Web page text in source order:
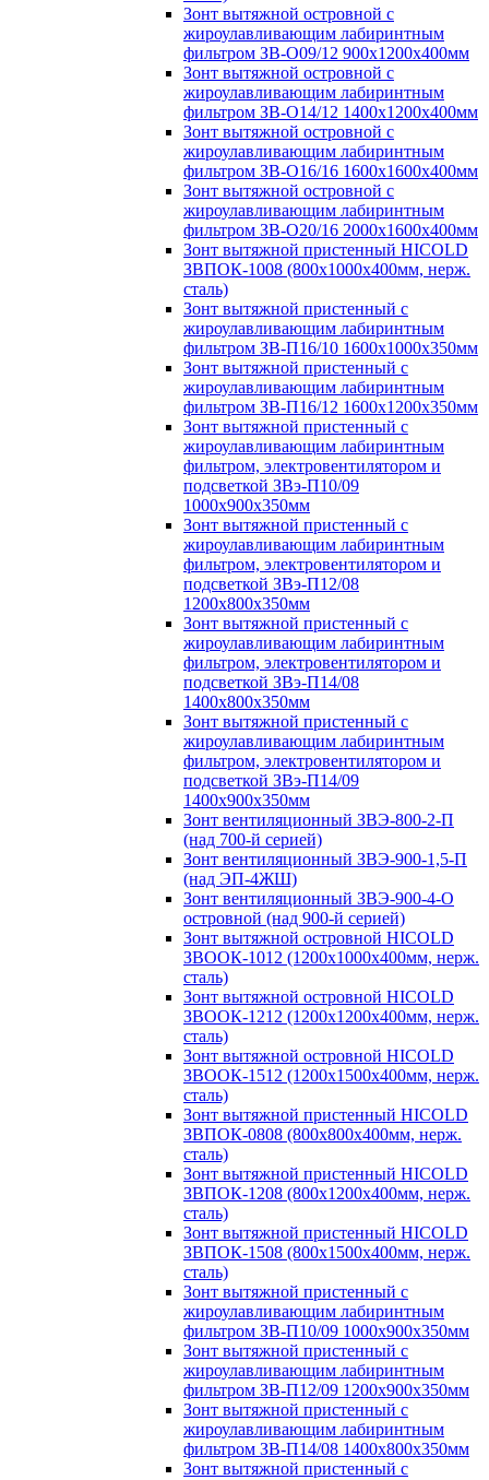
Зонт вытяжной островной с
жироулавливающим лабиринтным
фильтром ЗВ-О09/12 900х1200х400мм
Зонт вытяжной островной с
жироулавливающим лабиринтным
фильтром ЗВ-О14/12 1400х1200х400мм
Зонт вытяжной островной с
жироулавливающим лабиринтным
фильтром ЗВ-О16/16 1600х1600х400мм
Зонт вытяжной островной с
жироулавливающим лабиринтным
фильтром ЗВ-О20/16 2000х1600х400мм
Зонт вытяжной пристенный HICOLD
ЗВПОК-1008 (800х1000х400мм, нерж.
сталь)
Зонт вытяжной пристенный с
жироулавливающим лабиринтным
фильтром ЗВ-П16/10 1600х1000х350мм
Зонт вытяжной пристенный с
жироулавливающим лабиринтным
фильтром ЗВ-П16/12 1600х1200х350мм
Зонт вытяжной пристенный с
жироулавливающим лабиринтным
фильтром, электровентилятором и
подсветкой ЗВэ-П10/09
1000х900х350мм
Зонт вытяжной пристенный с
жироулавливающим лабиринтным
фильтром, электровентилятором и
подсветкой ЗВэ-П12/08
1200х800х350мм
Зонт вытяжной пристенный с
жироулавливающим лабиринтным
фильтром, электровентилятором и
подсветкой ЗВэ-П14/08
1400х800х350мм
Зонт вытяжной пристенный с
жироулавливающим лабиринтным
фильтром, электровентилятором и
подсветкой ЗВэ-П14/09
1400х900х350мм
Зонт вентиляционный ЗВЭ-800-2-П
(над 700-й серией)
Зонт вентиляционный ЗВЭ-900-1,5-П
(над ЭП-4ЖШ)
Зонт вентиляционный ЗВЭ-900-4-О
островной (над 900-й серией)
Зонт вытяжной островной HICOLD
ЗВООК-1012 (1200х1000х400мм, нерж.
сталь)
Зонт вытяжной островной HICOLD
ЗВООК-1212 (1200x1200x400мм, нерж.
сталь)
Зонт вытяжной островной HICOLD
ЗВООК-1512 (1200х1500х400мм, нерж.
сталь)
Зонт вытяжной пристенный HICOLD
ЗВПОК-0808 (800х800х400мм, нерж.
сталь)
Зонт вытяжной пристенный HICOLD
ЗВПОК-1208 (800х1200х400мм, нерж.
сталь)
Зонт вытяжной пристенный HICOLD
ЗВПОК-1508 (800х1500х400мм, нерж.
сталь)
Зонт вытяжной пристенный с
жироулавливающим лабиринтным
фильтром ЗВ-П10/09 1000х900х350мм
Зонт вытяжной пристенный с
жироулавливающим лабиринтным
фильтром ЗВ-П12/09 1200х900х350мм
Зонт вытяжной пристенный с
жироулавливающим лабиринтным
фильтром ЗВ-П14/08 1400х800х350мм
Зонт вытяжной пристенный с